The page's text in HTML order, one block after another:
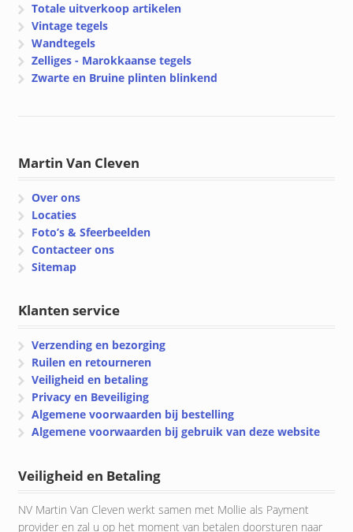
Totale uitverkoop artikelen
Vintage tegels
Wandtegels
Zelliges - Marokkaanse tegels
Zwarte en Bruine plinten blinkend
Martin Van Cleven
Over ons
Locaties
Foto’s & Sfeerbeelden
Contacteer ons
Sitemap
Klanten service
Verzending en bezorging
Ruilen en retourneren
Veiligheid en betaling
Privacy en Beveiliging
Algemene voorwaarden bij bestelling
Algemene voorwaarden bij gebruik van deze website
Veiligheid en Betaling
NV Martin Van Cleven werkt samen met Mollie als Payment
provider en zal u op het moment van betalen doorsturen naar